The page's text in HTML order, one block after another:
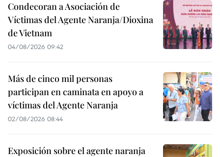
Condecoran a Asociación de
Víctimas del Agente Naranja/Dioxina
de Vietnam
04/08/2026 09:42
Más de cinco mil personas
participan en caminata en apoyo a
víctimas del Agente Naranja
02/08/2026 08:44
Exposición sobre el agente naranja